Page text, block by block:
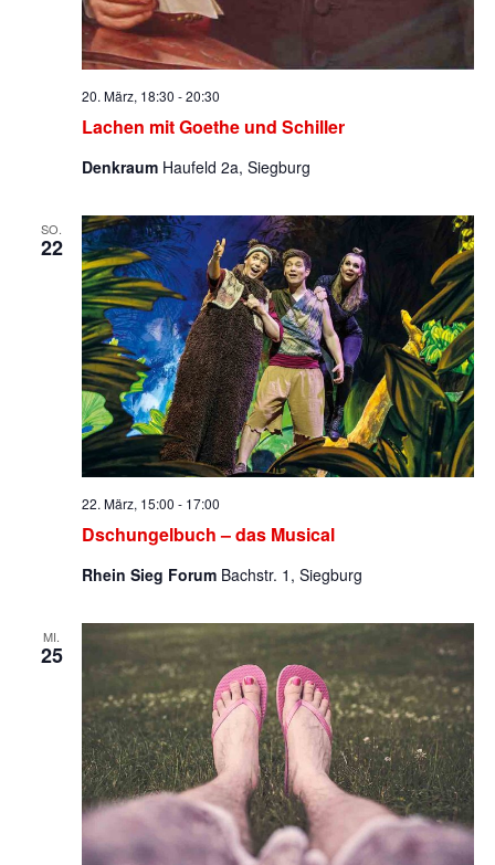
Lachen mit Goethe und Schiller
20. März, 18:30 -20:30
Denkraum Haufeld 2a, Siegburg
SO.
22
Dschungelbuch – das Musical
22. März, 15:00 - 17:00
Rhein Sieg Forum Bachstr. 1, Siegburg
MI.
25